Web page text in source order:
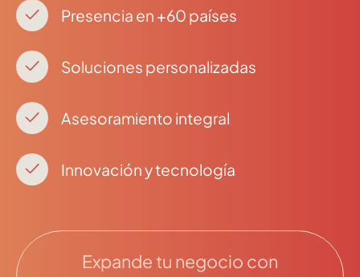
Presencia en +60 países
Soluciones personalizadas
Asesoramiento integral
Innovación y tecnología
Expande tu negocio con